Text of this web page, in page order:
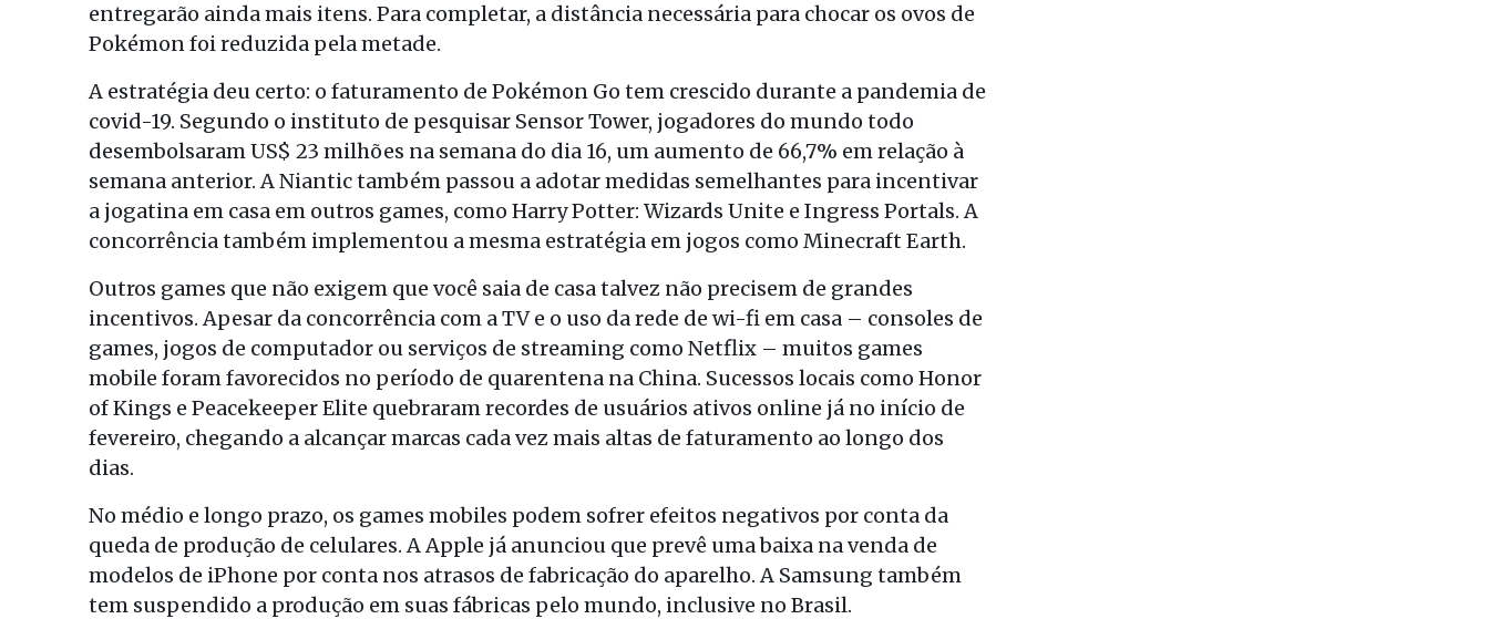
entregarão ainda mais itens. Para completar, a distância necessária para chocar os ovos de
Pokémon foi reduzida pela metade.
A estratégia deu certo: o faturamento de Pokémon Go tem crescido durante a pandemia de
covid-19. Segundo o instituto de pesquisar Sensor Tower, jogadores do mundo todo
desembolsaram US$ 23 milhões na semana do dia 16, um aumento de 66,7% em relação à
semana anterior. A Niantic também passou a adotar medidas semelhantes para incentivar
a jogatina em casa em outros games, como Harry Potter: Wizards Unite e Ingress Portals. A
concorrência também implementou a mesma estratégia em jogos como Minecraft Earth.
Outros games que não exigem que você saia de casa talvez não precisem de grandes
incentivos. Apesar da concorrência com a TV e o uso da rede de wi-fi em casa – consoles de
games, jogos de computador ou serviços de streaming como Netflix – muitos games
mobile foram favorecidos no período de quarentena na China. Sucessos locais como Honor
of Kings e Peacekeeper Elite quebraram recordes de usuários ativos online já no início de
fevereiro, chegando a alcançar marcas cada vez mais altas de faturamento ao longo dos
dias.
No médio e longo prazo, os games mobiles podem sofrer efeitos negativos por conta da
queda de produção de celulares. A Apple já anunciou que prevê uma baixa na venda de
modelos de iPhone por conta nos atrasos de fabricação do aparelho. A Samsung também
tem suspendido a produção em suas fábricas pelo mundo, inclusive no Brasil.